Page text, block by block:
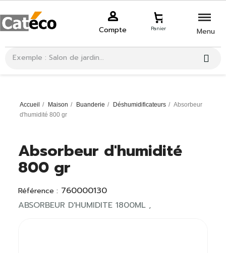
Compte Panier Menu
Accueil Maison Buanderie Déshumidificateurs
Absorbeur
d'humidité 800 gr
Absorbeur d'humidité
800 gr
Référence : 760000130
ABSORBEUR D'HUMIDITE 1800ML ,